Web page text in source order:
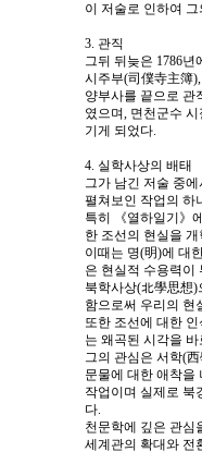
이 저술로 인하여
3. 관직
그뒤 뒤늦은 1786
시주부(司僕寺主簿
양부사를 끝으로 관
였으며, 면천군수
기게 되었다.
4. 실학사상의 배태
그가 남긴 저술 중
펼쳐보인 작업의 하
특히 《열하일기》
한 조선의 현실을
이때는 명(明)에 대
은 현실적 수용력이
북학사상(北學思想
함으로써 우리의 현
또한 조선에 대한
는 왜곡된 시각을
그의 관심은 서학(
문물에 대한 애착을
작업이며 실제로 북
다.
천문학에 깊은 관심
세계관의 확대와 전